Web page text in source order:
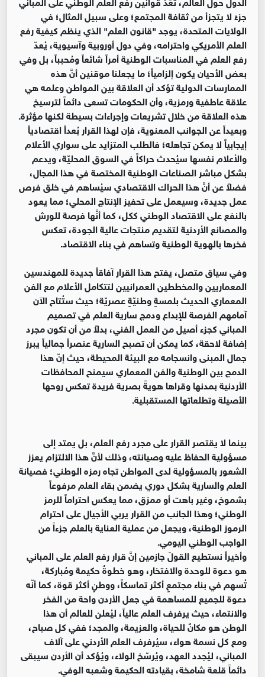
جزءً لا يتجزأ من ثقافة المجتمع؛ وعلى سبيل المثال؛ في
الولايات المتحدة، يوجد "قانون العلم" الذي ينظم كيفية رفع
العلم الأمريكي واحترامه، وفي دول أوروبية وآسيوية، يُعدّ
رفع العلم في المناسبات الوطنية أمراً شائعاً ومُحبباً، بل وفي
بعض الأحيان يكون إلزامياً؛ ما يجعلنا موقنين أنَّ هذه
الممارسات الدولية تؤكد أن العلاقة بين المواطن وعلمه هي
علاقة عاطفية ورمزية، وأن الحكومات تسعى دائماً لترسيخ
هذه العلاقة من خلال تشريعات وإجراءات بسيطة لكنها مؤثرة.
وبعيداً عن الجوانب المعنوية، فإن لهذا القرار بُعداً اقتصادياً
إيجابياً لا يمكن تجاهله؛ فالطلب المتزايد على سواري الأعلام
والأعلام نفسها سيُحدث حراكاً في السوق المحليّة، ويدعم
بشكل مباشر الصناعات الوطنية المختصة في هذا المجال،
فضلاً عن أنَّ هذا الحراك الاقتصادي سيُساهم في خلق فرص
عمل جديدة، وسيعمل على تحفيز الإنتاج المحلي؛ مما يعود
بالنفع على الاقتصاد الوطني ككل، كما أنَّها فرصة للورش
والمصانع الأردنية لتقديم منتجات عالية الجودة، تعكس
فخرها بالهوية الوطنية وتساهم في بناء الاقتصاد.
وفي سياق متصل، يفتح هذا القرار آفاقاً جديدة للمهندسين
المعماريين والمخططين العمرانيين لتتكامل الأعلام مع الفن
المعماري الحديث بلمسةٍ وطنيّةٍ عصريّة؛ حيث ستُتاح الآن
آمامهم الفرصة للإبداع ودمج سارية العلم في تصميم
المباني كجزء أصيل من العمل الفني، بدلاً من أن تكون مجرد
إضافة لاحقة، كما يمكن أن تصبح السارية عنصراً جمالياً يبرز
جمال المبنى وانسجامه مع البيئة المحيطة، حيث إنّ هذا
الدمج بين الوطنية والفن المعماري سيمنح المحافظات
الأردنية بمدنها وقراها هويةً بصرية فريدة تعكس روحها
الأصيلة وتطلعاتها المستقبلية.
بينما لا يقتصر القرار على مجرد رفع العلم، بل يمتد إلى
مسؤولية الحفاظ عليه وصيانته، وذلك لأنَّ هذا الالتزام يعزز
الشعور بالمسؤولية لدى المواطن تجاه رمزه الوطني؛ فصيانة
العلم والسارية بشكل دوري يضمن بقاء العلم مرفوعاً
بشموخ، وغير باهت أو ممزق، مما يعكس احتراماً للرمز
الوطني؛ وهذا الجانب من القرار يربي الأجيال على احترام
الرموز الوطنية، ويجعل من عملية العناية بالعلم جزءاً من
الواجب الوطني اليومي.
وأخيراً نستطيع القولَ جازمين إنَّ قرار رفع العلم على المباني
هو دعوة للوحدة والافتخار، وهو خطوةٌ حكيمة ومُباركة،
تُسهم في بناء مجتمعٍ أكثر تماسكاً، ووطنٍ أكثر قوة، كما أنّه
دعوة للجميع للمساهمة في جعل الأردن واحة من الفخر
والانتماء، حيث يرفرف العلم عالياً، ليُعلن للعالم أن هذا
الوطن هو مكانٌ للحياة، والعزيمة، والمجد؛ ففي كل صباح،
ومع كل نسمة هواء، سيُرفرف العلم الأردني على آلاف
المباني، ليُجدد العهد، ويُرسّخ الولاء، ويُؤكد أن الأردن سيبقى
دائماً قلعة شامخة، بقيادته الحكيمة وشعبه الوفي.